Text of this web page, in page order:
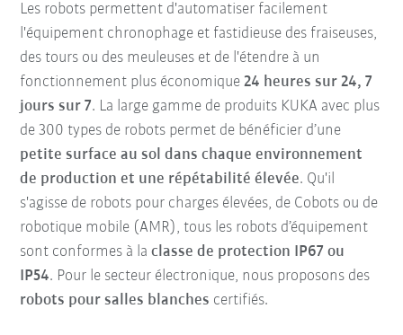
Les robots permettent d'automatiser facilement
l'équipement chronophage et fastidieuse des fraiseuses,
des tours ou des meuleuses et de l'étendre à un
fonctionnement plus économique24 heures sur 24, 7
jours sur 7. La large gamme de produits KUKA avec plus
de 300 types de robots permet de bénéficier d’une
petite surface au sol dans chaque environnement
de production et une répétabilité élevée. Qu'il
s'agisse de robots pour charges élevées, de Cobots ou de
robotique mobile (AMR), tous les robots d’équipement
sont conformes à laclasse de protection IP67 ou
IP54. Pour le secteur électronique, nous proposons des
robots pour salles blanches certifiés.